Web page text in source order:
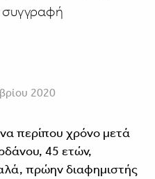
συγγραφή
2020
περίπου χρόνο μετά
45 ετών,
πρώην διαφημιστής